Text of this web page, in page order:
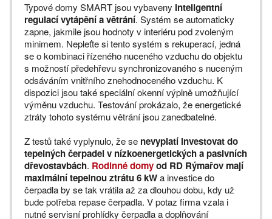
Typové domy SMART jsou vybaveny inteligentní
regulací vytápění a větrání. Systém se automaticky
zapne, jakmile jsou hodnoty v interiéru pod zvoleným
minimem. Nepleťte si tento systém s rekuperací, jedná
se o kombinaci řízeného nuceného vzduchu do objektu
s možností předehřevu synchronizovaného s nuceným
odsáváním vnitřního znehodnoceného vzduchu. K
dispozici jsou také speciální okenní výplně umožňující
výměnu vzduchu. Testování prokázalo, že energetické
ztráty tohoto systému větrání jsou zanedbatelné.
Z testů také vyplynulo, že se nevyplatí investovat do
tepelných čerpadel v nízkoenergetických a pasivních
dřevostavbách. Rodinné domyod RD Rýmařov mají
maximální tepelnou ztrátu 6 kWa investice do
čerpadla by se tak vrátila až za dlouhou dobu, kdy už
bude potřeba repase čerpadla. V potaz firma vzala i
nutné servisní prohlídky čerpadla a doplňování